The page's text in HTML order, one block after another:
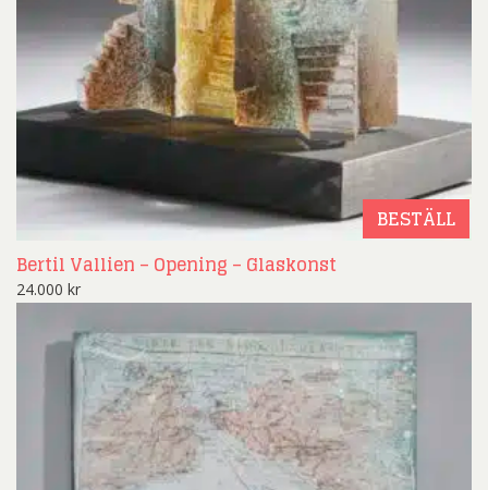
BESTÄLL
Bertil Vallien – Opening – Glaskonst
24.000 kr